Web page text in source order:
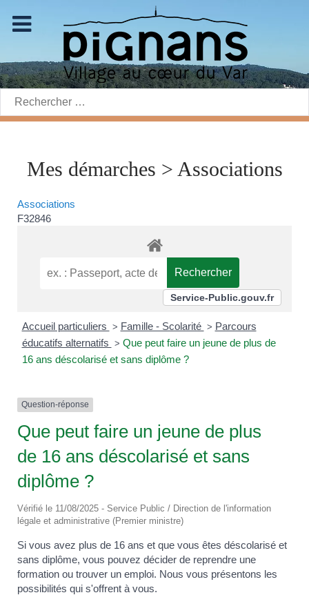
Rechercher:
Mes démarches > Associations
Associations
F32846
Service-Public.gouv.fr
Accueil particuliers > Famille - Scolarité > Parcours
éducatifs alternatifs > Que peut faire un jeune de plus de
16 ans déscolarisé et sans diplôme ?
Question-réponse
Que peut faire un jeune de plus
de 16 ans déscolarisé et sans
diplôme ?
Vérifié le 11/08/2025 - Service Public / Direction de l'information
légale et administrative (Premier ministre)
Si vous avez plus de 16 ans et que vous êtes déscolarisé et
sans diplôme, vous pouvez décider de reprendre une
formation ou trouver un emploi. Nous vous présentons les
possibilités qui s'offrent à vous.